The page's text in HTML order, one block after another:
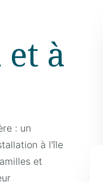
à
: un
à l'île
et